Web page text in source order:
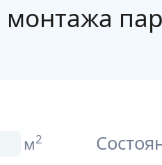
монтажа
м2